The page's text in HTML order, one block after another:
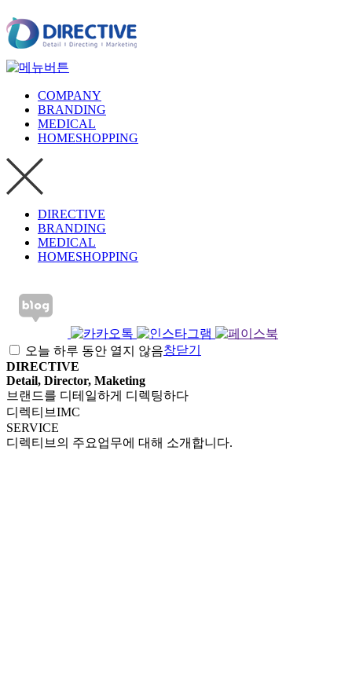
COMPANY
BRANDING
MEDICAL
HOMESHOPPING
DIRECTIVE
BRANDING
MEDICAL
HOMESHOPPING
오늘 하루 동안 열지 않음창닫기
DIRECTIVE
Detail, Director, Maketing
브랜드를 디테일하게 디렉팅하다
디렉티브IMC
SERVICE
디렉티브의 주요업무에 대해 소개합니다.